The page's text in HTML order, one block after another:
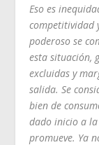
Eso es
competitividad
poderoso se
esta situación,
excluidas y
salida. Se
bien de
dado inicio a la
promueve. Ya